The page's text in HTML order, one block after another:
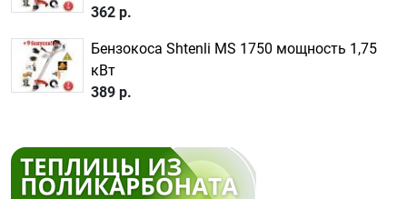
362 р.
Бензокоса Shtenli MS 1750 мощность 1,75
кВт
389 р.